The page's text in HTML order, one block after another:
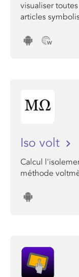
visualiser
articles
Iso volt
Calcul
méthode